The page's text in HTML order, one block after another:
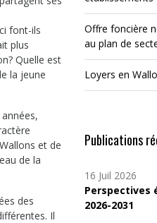
font-ils
plus
Quelle est
la jeune
et de
de la
des
Il
Offre foncière
au plan de
Loyers en
Publications
16 Juil 2026
Perspectives
2026-2031